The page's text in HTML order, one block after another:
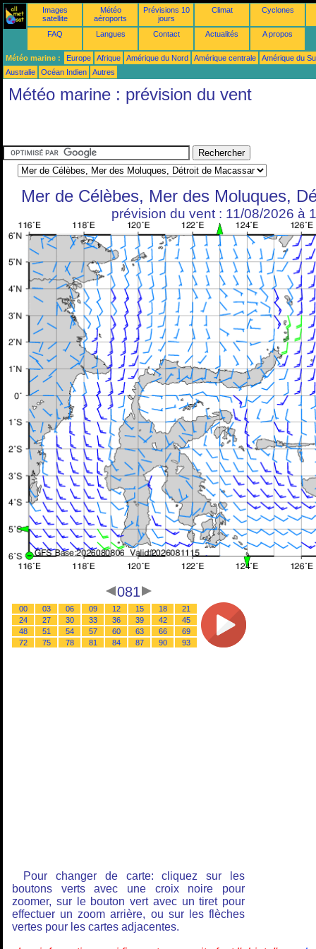
Images
satellite
Météo
aéroports
Prévisions 10
jours
Climat Cyclones
FAQ Langues Contact Actualités A propos
Météo marine : Europe Afrique Amérique du Nord Amérique centrale
Amérique du
Australie
Océan Indien Autres
Météo marine : prévision du vent
Mer de Célèbes, Mer des Moluques,
prévision du vent : 11/08/2026 à
081
00 03 06 09 12 15 18
21
24
27 30 33 36 39 42
45
48
51 54 57 60 63 66
69
72
75 78 81 84 87 90 93
Pour changer de carte: cliquez sur les
boutons verts avec une croix noire pour
zoomer, sur le bouton vert avec un tiret pour
effectuer un zoom arrière, ou sur les flèches
vertes pour les cartes adjacentes.